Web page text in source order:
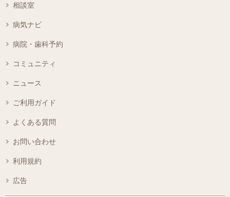
相談室
病気ナビ
病院・歯科予約
コミュニティ
ニュース
ご利用ガイド
よくある質問
お問い合わせ
利用規約
広告